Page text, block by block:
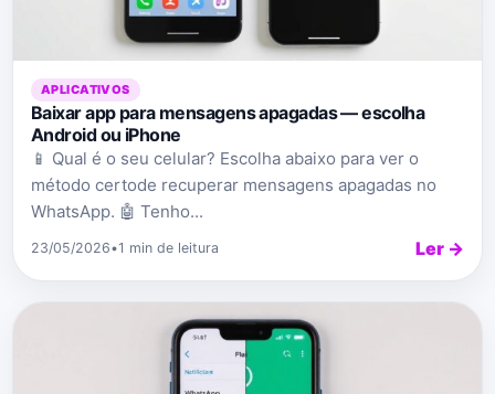
APLICATIVOS
Baixar app para mensagens apagadas — escolha
Android ou iPhone
📱 Qual é o seu celular? Escolha abaixo para ver o
método certode recuperar mensagens apagadas no
WhatsApp. 🤖 Tenho...
23/05/2026•1 min de leitura Ler →